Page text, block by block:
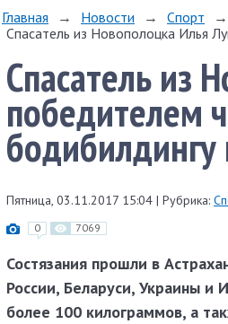
Главная → Новости → Спорт
→
Спасатель из Новополоцка Илья
Спасатель из
победителем
Пятница, 03.11.2017 15:04 | Рубрика:
0 7069
Состязания прошли в
России, Беларуси, Украины и
более 100 килограммов, а